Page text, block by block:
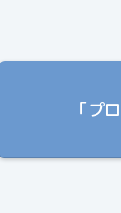
「プ